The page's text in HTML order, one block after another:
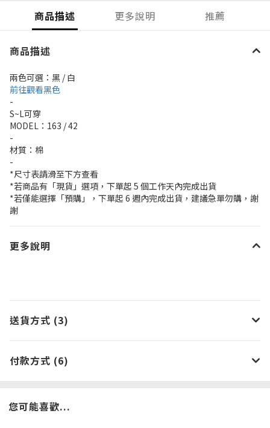
商品描述 更多說明 推薦
商品描述
兩色可選：黑 / 白
前往觀看黑色
-
S~L可穿
MODEL：163 / 42
-
材質：棉
-
*尺寸表請滑至下方查看
*若商品有「現貨」選項，下單起 5 個工作天內完成出貨
*若僅能選擇「預購」，下單起 6 週內完成出貨，建議急單勿購，謝
謝
更多說明
送貨方式 (3)
付款方式 (6)
您可能喜歡...